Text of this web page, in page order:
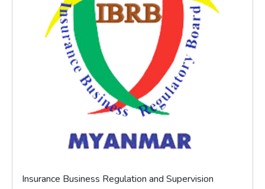
Insurance Business Regulation and Supervision